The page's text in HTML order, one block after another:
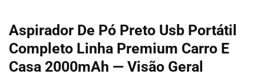
Aspirador De Pó Preto Usb Portátil
Completo Linha Premium Carro E
Casa 2000mAh — Visão Geral